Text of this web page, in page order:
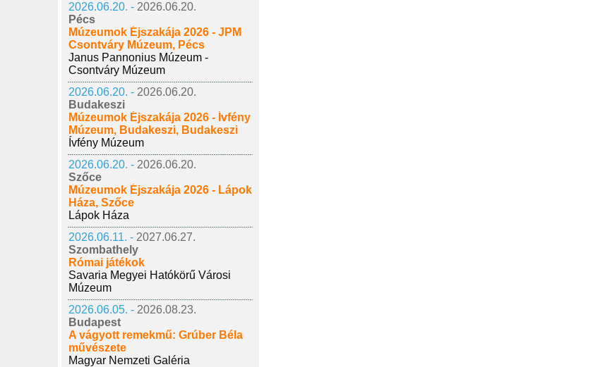
2026.06.20. - 2026.06.20.
Pécs
Múzeumok Éjszakája 2026 - JPM
Csontváry Múzeum, Pécs
Janus Pannonius Múzeum -
Csontváry Múzeum
2026.06.20. - 2026.06.20.
Budakeszi
Múzeumok Éjszakája 2026 - Ívfény
Múzeum, Budakeszi, Budakeszi
Ívfény Múzeum
2026.06.20. - 2026.06.20.
Szőce
Múzeumok Éjszakája 2026 - Lápok
Háza, Szőce
Lápok Háza
2026.06.11. - 2027.06.27.
Szombathely
Római játékok
Savaria Megyei Hatókörű Városi
Múzeum
2026.06.05. - 2026.08.23.
Budapest
A vágyott remekmű: Grúber Béla
művészete
Magyar Nemzeti Galéria